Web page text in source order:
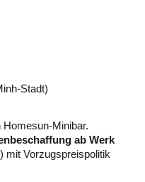
Stadt)
Homesun-Minibar.
ab Werk
mit Vorzugspreispolitik